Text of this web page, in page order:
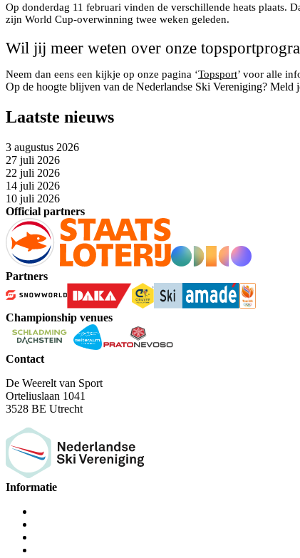
Op donderdag 11 februari vinden de verschillende heats plaats.
zijn World Cup-overwinning twee weken geleden.
Wil jij meer weten over onze
Neem dan eens een kijkje op onze pagina ‘Topsport’ voor alle
Op de hoogte blijven van de Nederlandse Ski Vereniging? Meld
Laatste nieuws
3 augustus 2026
27 juli 2026
22 juli 2026
14 juli 2026
10 juli 2026
Official partners
Partners
Championship venues
Contact
De Weerelt van Sport
Orteliuslaan 1041
3528 BE Utrecht
Informatie